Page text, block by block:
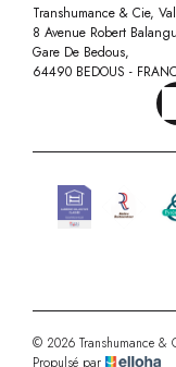
Transhumance & Cie,
8 Avenue Robert
Gare De Bedous,
64490 BEDOUS -
© 2026 Transhumance &
Propulsé par